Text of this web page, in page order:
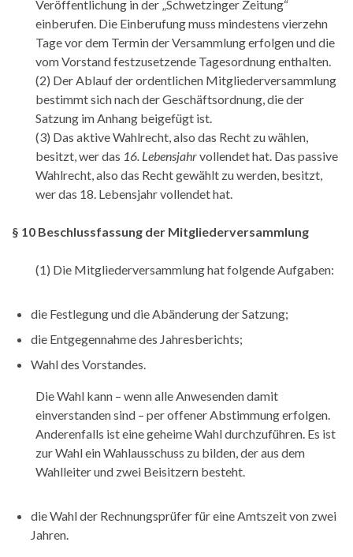
Veröffentlichung in der „Schwetzinger Zeitung“
einberufen. Die Einberufung muss mindestens vierzehn
Tage vor dem Termin der Versammlung erfolgen und die
vom Vorstand festzusetzende Tagesordnung enthalten.
(2) Der Ablauf der ordentlichen Mitgliederversammlung
bestimmt sich nach der Geschäftsordnung, die der
Satzung im Anhang beigefügt ist.
(3) Das aktive Wahlrecht, also das Recht zu wählen,
besitzt, wer das 16. Lebensjahrvollendet hat. Das passive
Wahlrecht, also das Recht gewählt zu werden, besitzt,
wer das 18. Lebensjahr vollendet hat.
§ 10 Beschlussfassung der Mitgliederversammlung
(1) Die Mitgliederversammlung hat folgende Aufgaben:
die Festlegung und die Abänderung der Satzung;
die Entgegennahme des Jahresberichts;
Wahl des Vorstandes.
Die Wahl kann – wenn alle Anwesenden damit
einverstanden sind – per offener Abstimmung erfolgen.
Anderenfalls ist eine geheime Wahl durchzuführen. Es ist
zur Wahl ein Wahlausschuss zu bilden, der aus dem
Wahlleiter und zwei Beisitzern besteht.
die Wahl der Rechnungsprüfer für eine Amtszeit von zwei
Jahren.